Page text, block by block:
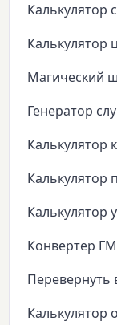
Калькулятор
Калькулятор
Магический
Генератор
Калькулятор
Калькулятор
Калькулятор
Конвертер
Перевернуть
Калькулятор